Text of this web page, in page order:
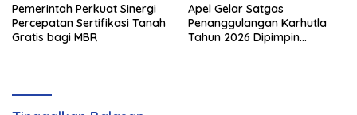
Pemerintah Perkuat Sinergi
Percepatan Sertifikasi Tanah
Gratis bagi MBR
Apel Gelar Satgas
Penanggulangan Karhutla
Tahun 2026 Dipimpin